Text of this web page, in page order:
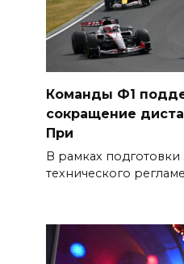
Команды Ф1
сокращение
При
В рамках
технического